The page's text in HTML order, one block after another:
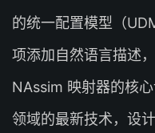
的统一配置模型（
项添加自然语言描述
NAssim 映射器的核
领域的最新技术，设